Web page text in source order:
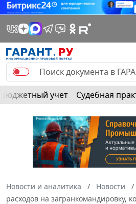
Бюджетный учет Судебная
Новости и аналитика Новости
расходов на загранкомандировку,